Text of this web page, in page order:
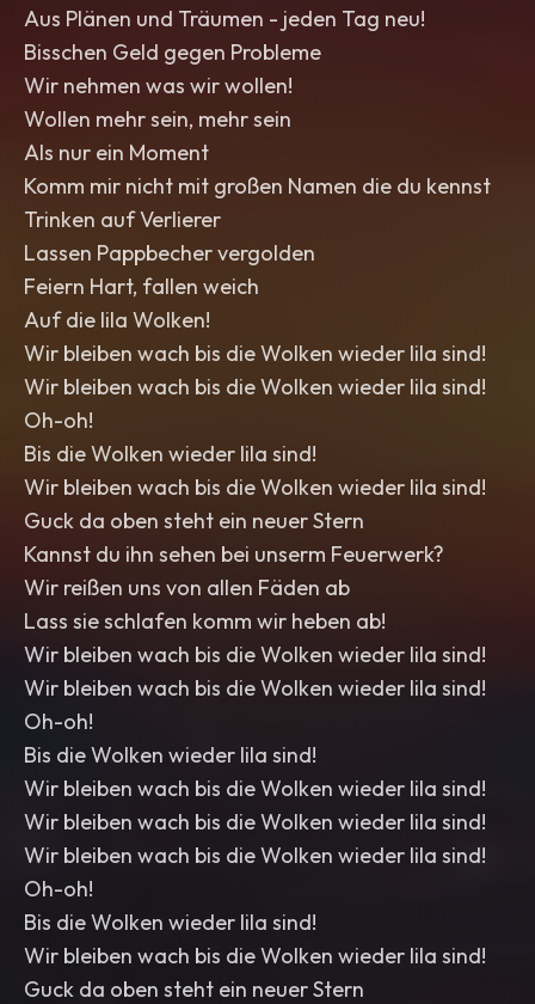
Aus Plänen und Träumen - jeden Tag neu!
Bisschen Geld gegen Probleme
Wir nehmen was wir wollen!
Wollen mehr sein, mehr sein
Als nur ein Moment
Komm mir nicht mit großen Namen die du kennst
Trinken auf Verlierer
Lassen Pappbecher vergolden
Feiern Hart, fallen weich
Auf die lila Wolken!
Wir bleiben wach bis die Wolken wieder lila sind!
Wir bleiben wach bis die Wolken wieder lila sind!
Oh-oh!
Bis die Wolken wieder lila sind!
Wir bleiben wach bis die Wolken wieder lila sind!
Guck da oben steht ein neuer Stern
Kannst du ihn sehen bei unserm Feuerwerk?
Wir reißen uns von allen Fäden ab
Lass sie schlafen komm wir heben ab!
Wir bleiben wach bis die Wolken wieder lila sind!
Wir bleiben wach bis die Wolken wieder lila sind!
Oh-oh!
Bis die Wolken wieder lila sind!
Wir bleiben wach bis die Wolken wieder lila sind!
Wir bleiben wach bis die Wolken wieder lila sind!
Wir bleiben wach bis die Wolken wieder lila sind!
Oh-oh!
Bis die Wolken wieder lila sind!
Wir bleiben wach bis die Wolken wieder lila sind!
Guck da oben steht ein neuer Stern